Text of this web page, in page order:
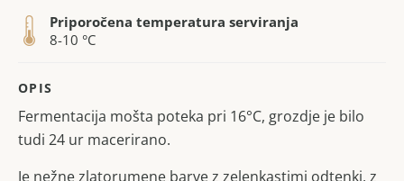
Priporočena temperatura serviranja
8-10 °C
OPIS
Fermentacija mošta poteka pri 16°C, grozdje je bilo
tudi 24 ur macerirano.
Je nežne zlatorumene barve z zelenkastimi odtenki, z